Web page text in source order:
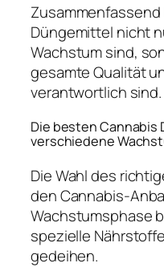
Düngemittel nicht
Wachstum sind,
gesamte Qualität
verantwortlich sind.
Die besten
verschiedene
Die Wahl des
den Cannabis-
Wachstumsphase
spezielle
gedeihen.